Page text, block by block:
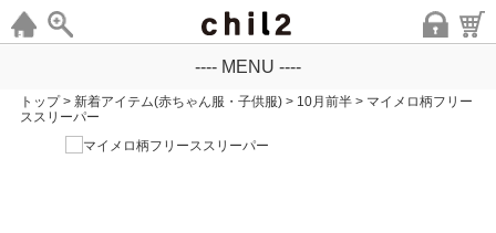
---- MENU ----
トップ > 新着アイテム(赤ちゃん服・子供服) > 10月前半 > マイメロ柄フリー
ススリーパー